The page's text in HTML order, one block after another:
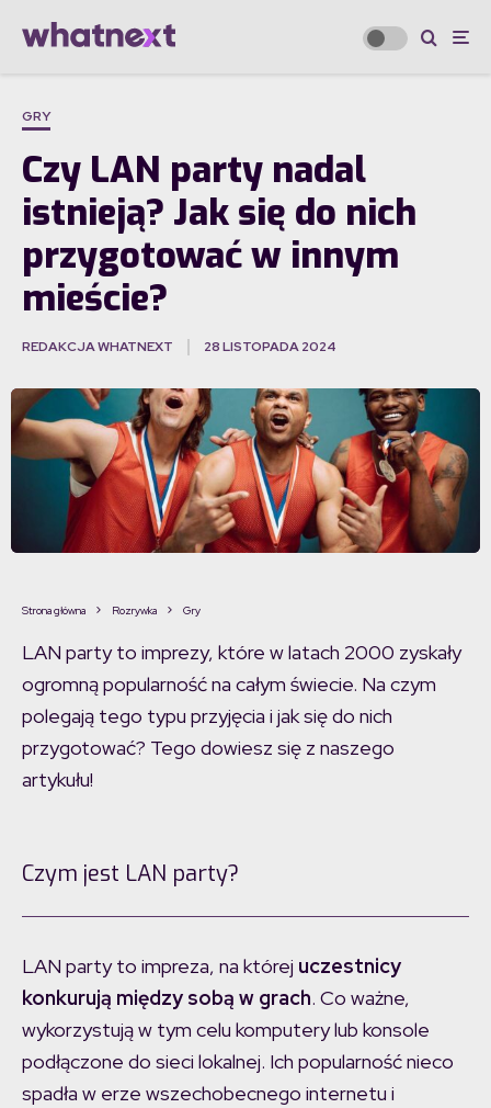
GRY
Czy LAN party nadal
istnieją? Jak się do nich
przygotować w innym
mieście?
REDAKCJA WHATNEXT 28 LISTOPADA 2024
Strona główna Rozrywka Gry
LAN party to imprezy, które w latach 2000 zyskały
ogromną popularność na całym świecie. Na czym
polegają tego typu przyjęcia i jak się do nich
przygotować? Tego dowiesz się z naszego
artykułu!
Czym jest LAN party?
LAN party to impreza, na której uczestnicy
konkurują między sobą w grach. Co ważne,
wykorzystują w tym celu komputery lub konsole
podłączone do sieci lokalnej. Ich popularność nieco
spadła w erze wszechobecnego internetu i